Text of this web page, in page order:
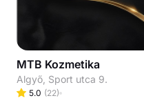
MTB Kozmetika
Algyő, Sport utca 9.
5.0 (22)